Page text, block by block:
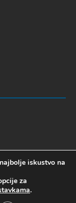
iskustvo na
za
.